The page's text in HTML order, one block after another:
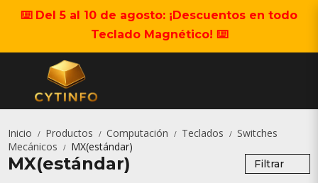
⌨️ Del 5 al 10 de agosto: ¡Descuentos en todo
Teclado Magnético! ⌨️
Inicio / Productos / Computación / Teclados / Switches
Mecánicos
/ MX(estándar)
MX(estándar) Filtrar